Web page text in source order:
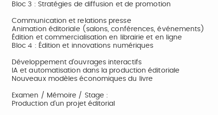
Bloc 3 : Stratégies de diffusion et de promotion
Communication et relations presse
Animation éditoriale (salons, conférences, événements)
Édition et commercialisation en librairie et en ligne
Bloc 4 : Édition et innovations numériques
Développement d’ouvrages interactifs
IA et automatisation dans la production éditoriale
Nouveaux modèles économiques du livre
Examen / Mémoire / Stage :
Production d'un projet éditorial